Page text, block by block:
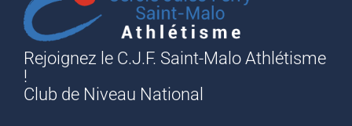
Rejoignez le C.J.F. Saint-Malo Athlétisme
!
Club de Niveau National